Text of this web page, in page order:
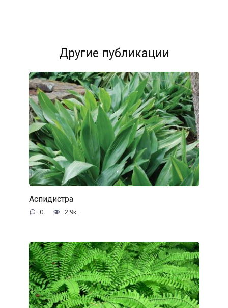
Другие публикации
Аспидистра
0 2.9к.